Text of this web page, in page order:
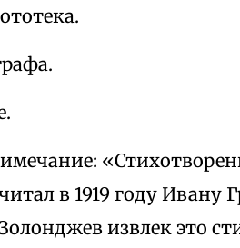
в 1919 году Ивану
извлек это